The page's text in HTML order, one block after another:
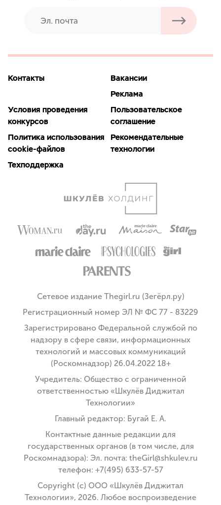
Контакты
Вакансии
Реклама
Условия проведения
конкурсов
Пользовательское
соглашение
Политика использования
cookie-файлов
Рекомендательные
технологии
Техподдержка
Сетевое издание Thegirl.ru (Зегёрл.ру)
Регистрационный номер ЭЛ № ФС 77 - 83229
Зарегистрировано Федеральной службой по
надзору в сфере связи, информационных
технологий и массовых коммуникаций
(Роскомнадзор) 26.04.2022 18+
Учредитель: Общество с ограниченной
ответственностью «Шкулёв Диджитал
Технологии»
Главный редактор: Бугай Е. А.
Контактные данные редакции для
государственных органов (в том числе, для
Роскомнадзора): Эл. почта: theGirl@shkulev.ru
телефон: +7(495) 633-57-57
Copyright (с) ООО «Шкулёв Диджитал
Технологии», 2026. Любое воспроизведение